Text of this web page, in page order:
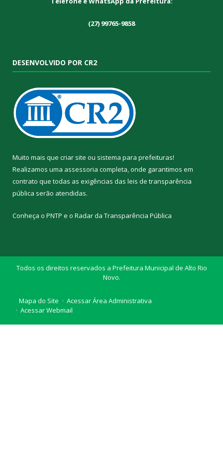
(27) 99765-9858
DESENVOLVIDO POR CR2
Muito mais que criar site ou sistema para prefeituras!
Realizamos uma assessoria completa, onde garantimos em
contrato que todas as exigências das leis de transparência
pública serão atendidas.
Conheça o PNTP e o Radar da Transparência Pública
Todos os direitos reservados a Prefeitura Municipal de Alto Rio
Novo.
Mapa do Site
Acessar Área Administrativa
Acessar Webmail